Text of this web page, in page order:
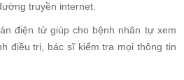
truyền internet.
điện tử giúp cho bệnh nhân tự xem
điều trị, bác sĩ kiểm tra mọi thông tin